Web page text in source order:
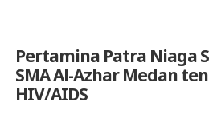
Pertamina Patra Niaga
SMA Al-Azhar Medan
HIV/AIDS